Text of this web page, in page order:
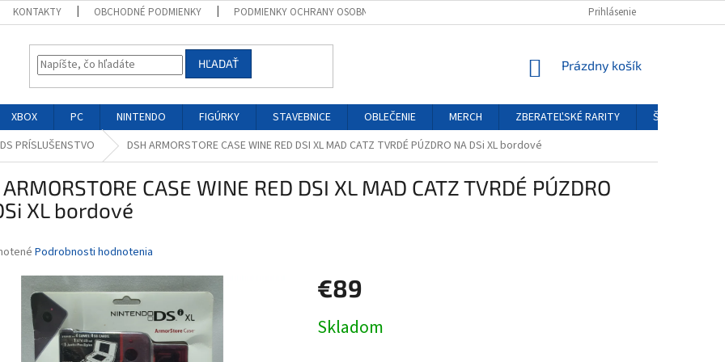
KONTAKTY OBCHODNÉ PODMIENKY PODMIENKY OCHRANY OSOBNÝCH ÚDAJOV FORMULÁR ODSTÚPENIA
Prihlásenie
HĽADAŤ
NÁKUPNÝ
Prázdny košík
XBOX PC NINTENDO FIGÚRKY STAVEBNICE OBLEČENIE MERCH ZBERATEĽSKÉ RARITY
ŠPECIÁLNE
PRÍSLUŠENSTVO DSH ARMORSTORE CASE WINE RED DSI XL MAD CATZ TVRDÉ PÚZDRO NA DSi XL bordové
ARMORSTORE CASE WINE RED DSI XL MAD CATZ TVRDÉ PÚZDRO
XL bordové
Podrobnosti hodnotenia
€89
cena:
Skladom